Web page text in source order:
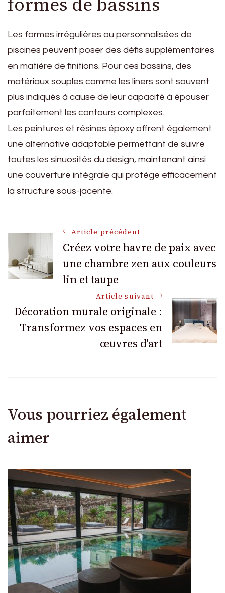
Les formes irrégulières ou personnalisées de
piscines peuvent poser des défis supplémentaires
en matière de finitions. Pour ces bassins, des
matériaux souples comme les liners sont souvent
plus indiqués à cause de leur capacité à épouser
parfaitement les contours complexes.
Les peintures et résines époxy offrent également
une alternative adaptable permettant de suivre
toutes les sinuosités du design, maintenant ainsi
une couverture intégrale qui protège efficacement
la structure sous-jacente.
Navigation
des
articles
Article précédent
Créez votre havre de paix avec
une chambre zen aux couleurs
lin et taupe
Article suivant
Décoration murale originale :
Transformez vos espaces en
œuvres d’art
Vous pourriez également
aimer